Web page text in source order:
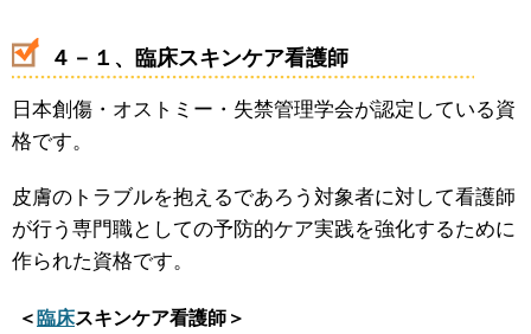
４－１、臨床スキンケア看護師
日本創傷・オストミー・失禁管理学会が認定している資
格です。
皮膚のトラブルを抱えるであろう対象者に対して看護師
が行う専門職としての予防的ケア実践を強化するために
作られた資格です。
＜ 臨床スキンケア看護師＞